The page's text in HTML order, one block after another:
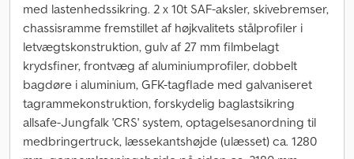
med lastenhedssikring. 2 x 10t SAF-aksler, skivebremser,
chassisramme fremstillet af højkvalitets stålprofiler i
letvægtskonstruktion, gulv af 27 mm filmbelagt
krydsfiner, frontvæg af aluminiumprofiler, dobbelt
bagdøre i aluminium, GFK-tagflade med galvaniseret
tagrammekonstruktion, forskydelig baglastsikring
allsafe-Jungfalk 'CRS' system, optagelsesanordning til
medbringertruck, læssekantshøjde (ulæsset) ca. 1280